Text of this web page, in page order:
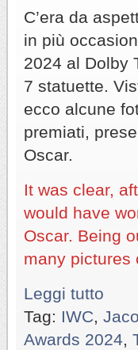
C’era da
in più
2024 al Dolby
7 statuette.
ecco alcune
premiati,
Oscar.
It was clear,
would have
Oscar. Being
many pictures
Leggi tutto
Tag: IWC
Awards 2024